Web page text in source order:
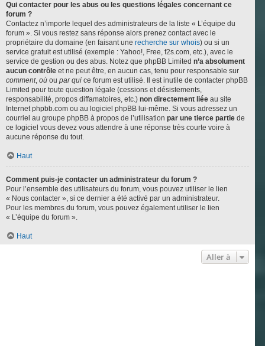
Qui contacter pour les abus ou les questions légales concernant ce
forum ?
Contactez n’importe lequel des administrateurs de la liste « L’équipe du
forum ». Si vous restez sans réponse alors prenez contact avec le
propriétaire du domaine (en faisant une recherche sur whois) ou si un
service gratuit est utilisé (exemple : Yahoo!, Free, f2s.com, etc.), avec le
service de gestion ou des abus. Notez que phpBB Limited n’a absolument
aucun contrôle et ne peut être, en aucun cas, tenu pour responsable sur
comment, où ou par qui ce forum est utilisé. Il est inutile de contacter phpBB
Limited pour toute question légale (cessions et désistements,
responsabilité, propos diffamatoires, etc.) non directement liée au site
Internet phpbb.com ou au logiciel phpBB lui-même. Si vous adressez un
courriel au groupe phpBB à propos de l’utilisation par une tierce partie de
ce logiciel vous devez vous attendre à une réponse très courte voire à
aucune réponse du tout.
Haut
Comment puis-je contacter un administrateur du forum ?
Pour l’ensemble des utilisateurs du forum, vous pouvez utiliser le lien
« Nous contacter », si ce dernier a été activé par un administrateur.
Pour les membres du forum, vous pouvez également utiliser le lien
« L’équipe du forum ».
Haut
Aller à